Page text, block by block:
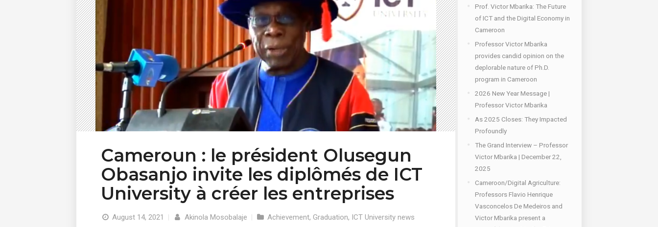
Cameroun : le président Olusegun
Obasanjo invite les diplômés de ICT
University à créer les entreprises
August 14, 2021 | Akinola Mosobalaje | Achievement, Graduation, ICT University news
Prof. Victor Mbarika: The Future
of ICT and the Digital Economy in
Cameroon
Professor Victor Mbarika
provides candid opinion on the
deplorable nature of Ph.D.
program in Cameroon
2026 New Year Message |
Professor Victor Mbarika
As 2025 Closes: They Impacted
Profoundly
The Grand Interview – Professor
Victor Mbarika | December 22,
2025
Cameroon/Digital Agriculture:
Professors Flavio Henrique
Vasconcelos De Medeiros and
Victor Mbarika present a